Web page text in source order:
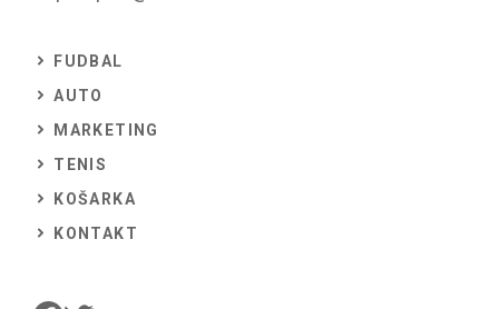
FUDBAL
AUTO
MARKETING
TENIS
KOŠARKA
KONTAKT